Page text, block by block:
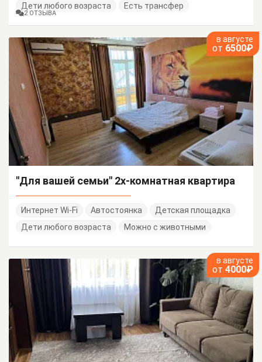
Дети любого возраста
Есть трансфер
2 ОТЗЫВА
в августе
от 6500₽
"Для вашей семьи" 2х-комнатная квартира
Интернет Wi-Fi Автостоянка
Детская площадка
Дети любого возраста
Можно с животными
в августе
от 4000₽